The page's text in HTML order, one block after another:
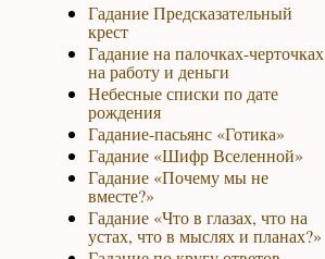
Гадание Предсказательный
крест
Гадание на палочках-черточках
на работу и деньги
Небесные списки по дате
рождения
Гадание-пасьянс «Готика»
Гадание «Шифр Вселенной»
Гадание «Почему мы не
вместе?»
Гадание «Что в глазах, что на
устах, что в мыслях и планах?»